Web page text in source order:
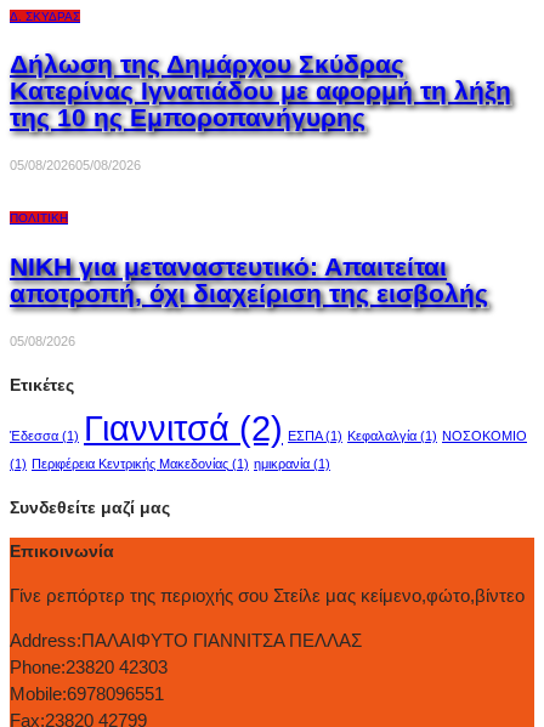
Δ. ΣΚΎΔΡΑΣ
Δήλωση της Δημάρχου Σκύδρας
Κατερίνας Ιγνατιάδου με αφορμή τη λήξη
της 10 ης Εμποροπανήγυρης
05/08/202605/08/2026
ΠΟΛΙΤΙΚΉ
ΝΙΚΗ για μεταναστευτικό: Απαιτείται
αποτροπή, όχι διαχείριση της εισβολής
05/08/2026
Ετικέτες
Έδεσσα (1) Γιαννιτσά (2) ΕΣΠΑ(1) Κεφαλαλγία (1) ΝΟΣΟΚΟΜΙΟ
(1) Περιφέρεια Κεντρικής Μακεδονίας (1) ημικρανία (1)
Συνδεθείτε μαζί μας
Επικοινωνία
Γίνε ρεπόρτερ της περιοχής σου Στείλε μας κείμενο,φώτο,βίντεο
Address:ΠΑΛΑΙΦΥΤΟ ΓΙΑΝΝΙΤΣΑ ΠΕΛΛΑΣ
Phone:23820 42303
Mobile:6978096551
Fax:23820 42799